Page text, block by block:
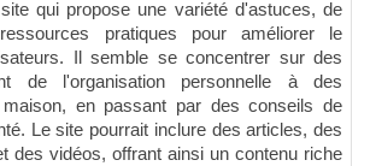
qui propose une variété d'astuces, de
pratiques pour améliorer le
Il semble se concentrer sur des
de l'organisation personnelle à des
en passant par des conseils de
Le site pourrait inclure des articles, des
des vidéos, offrant ainsi un contenu riche